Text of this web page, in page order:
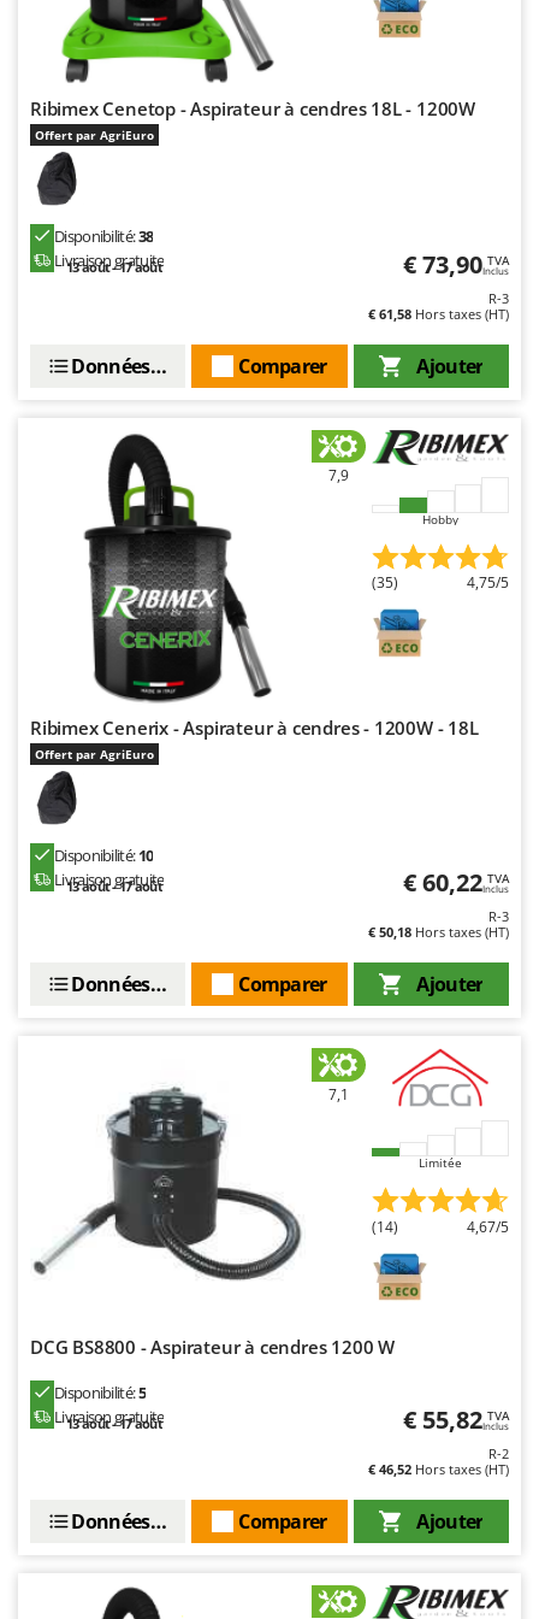
Master
Mastercook
Masterpro
McCulloch
MCH
Michelin
Mille
Minox
More than chef
MOSA
Mowox
New O.M.R.A.
Nilfisk
Ninja
Novatec
Novital
NuAir
NuovaFac
O
Oliviero
Omas
Oriental Koshin
Outdoorchef
Palazzetti
Palumbo Pavi
Philips
Pramac
Prismafood
Rato
Redback
Ribimex Cenetop - Aspirateur à cendres 18L - 1200W
Offert par AgriEuro
Disponibilité:38
Livraison gratuite
13 août - 17 août € 73,90 TVA
Inclus
R-3
€ 61,58 Hors taxes (HT)
Ajouter
Comparer
Données techniques
7,9
Hobby
(35) 4,75/5
Ribimex Cenerix - Aspirateur à cendres - 1200W - 18L
Offert par AgriEuro
Disponibilité:10
Livraison gratuite
13 août - 17 août € 60,22 TVA
Inclus
R-3
€ 50,18 Hors taxes (HT)
Ajouter
Comparer
Données techniques
7,1
Limitée
(14) 4,67/5
DCG BS8800 - Aspirateur à cendres 1200 W
Disponibilité:5
Livraison gratuite
13 août - 17 août € 55,82 TVA
Inclus
R-2
€ 46,52 Hors taxes (HT)
Ajouter
Comparer
Données techniques